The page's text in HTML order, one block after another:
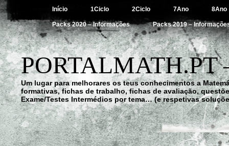
Início 1Ciclo 2Ciclo 7Ano 8Ano
Packs 2020 – Informações Packs 2019 –
Um lugar para melhorares os teus conhecimentos a
formativas, fichas de trabalho, fichas de avaliação,
Exame/Testes Intermédios por tema… (e respetivas